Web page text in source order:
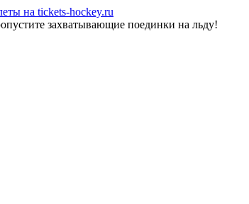
на tickets-hockey.ru
захватывающие поединки на льду!